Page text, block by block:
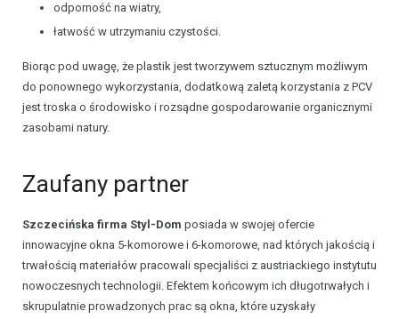
odporność na wiatry,
łatwość w utrzymaniu czystości.
Biorąc pod uwagę, że plastik jest tworzywem sztucznym możliwym
do ponownego wykorzystania, dodatkową zaletą korzystania z PCV
jest troska o środowisko i rozsądne gospodarowanie organicznymi
zasobami natury.
Zaufany partner
Szczecińska firma Styl-Dom posiada w swojej ofercie
innowacyjne okna 5-komorowe i 6-komorowe, nad których jakością i
trwałością materiałów pracowali specjaliści z austriackiego instytutu
nowoczesnych technologii. Efektem końcowym ich długotrwałych i
skrupulatnie prowadzonych prac są okna, które uzyskały